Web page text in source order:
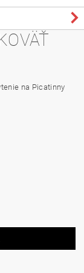
na Picatinny